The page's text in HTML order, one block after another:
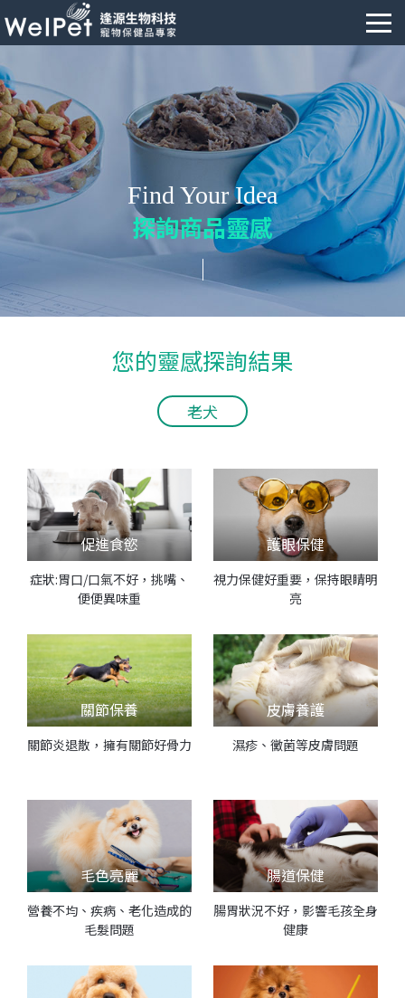
Find Your Idea
探詢商品靈感
您的靈感探詢結果
老犬
促進食慾
症狀:胃口/口氣不好，挑嘴、
便便異味重
護眼保健
視力保健好重要，保持眼睛明
亮
關節保養
關節炎退散，擁有關節好骨力
皮膚養護
濕疹、黴菌等皮膚問題
毛色亮麗
營養不均、疾病、老化造成的
毛髮問題
腸道保健
腸胃狀況不好，影響毛孩全身
健康